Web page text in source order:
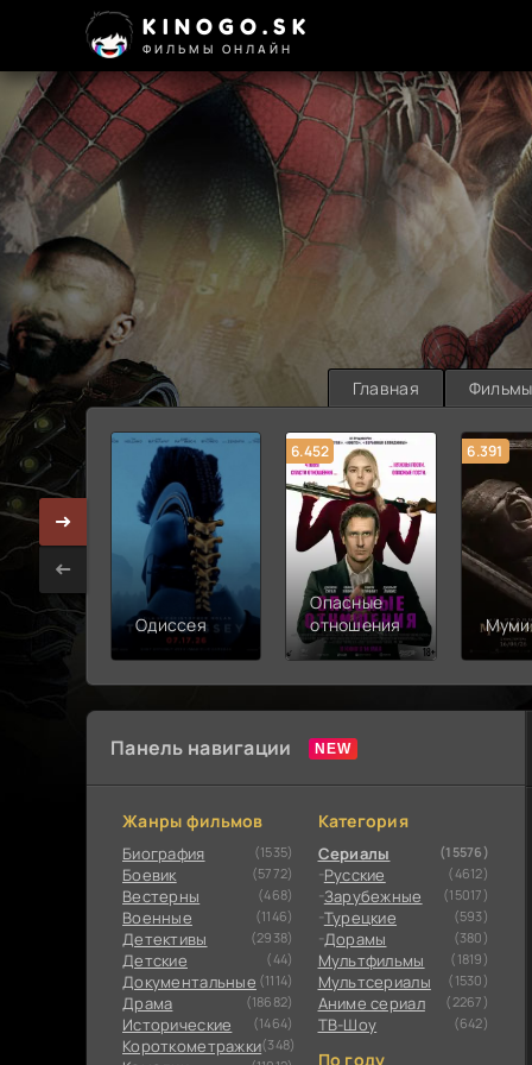
KINOGO.SK
ФИЛЬМЫ ОНЛАЙН
Главная Фильмы
Одиссея
6.452
Опасные
отношения
6.391
Панель навигации
Жанры фильмов
Биография (1535)
Боевик (5772)
Вестерны (468)
Военные (1146)
Детективы (2938)
Детские (44)
Документальные (1114)
Драма (18682)
Исторические (1464)
Короткометражки(348)
Категория
Сериалы (15576)
Русские (4612)
Зарубежные (15017)
Турецкие (593)
Дорамы (380)
Мультфильмы (1819)
Мультсериалы (1530)
Аниме сериал (2267)
ТВ-Шоу (642)
По году